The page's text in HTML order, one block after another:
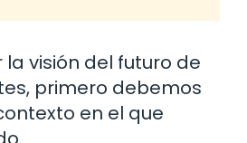
visión del futuro de
primero debemos
en el que